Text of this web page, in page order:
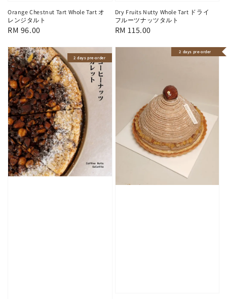
Orange Chestnut Tart Whole Tart オ
レンジタルト
Regular
RM 96.00
Dry Fruits Nutty Whole Tart ドライ
フルーツナッツタルト
Regular
RM 115.00
2 days pre-order
2 days pre-order